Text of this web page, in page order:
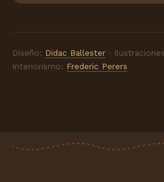
Diseño: Didac Ballester ·
Interiorismo: Frederic Perers